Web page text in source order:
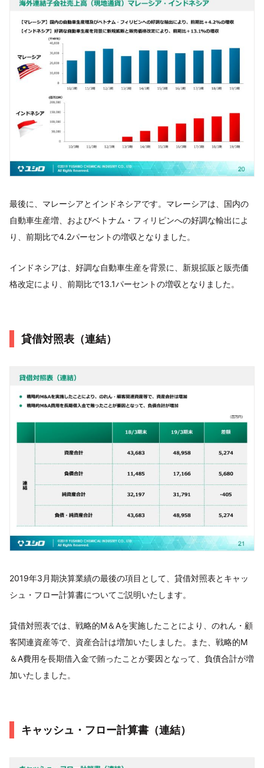
最後に、マレーシアとインドネシアです。マレーシアは、国内の
自動車生産増、およびベトナム・フィリピンへの好調な輸出によ
り、前期比で4.2パーセントの増収となりました。
インドネシアは、好調な自動車生産を背景に、新規拡販と販売価
格改定により、前期比で13.1パーセントの増収となりました。
貸借対照表（連結）
2019年3月期決算業績の最後の項目として、貸借対照表とキャッ
シュ・フロー計算書についてご説明いたします。
貸借対照表では、戦略的M＆Aを実施したことにより、のれん・顧
客関連資産等で、資産合計は増加いたしました。また、戦略的M
＆A費用を長期借入金で賄ったことが要因となって、負債合計が増
加いたしました。
キャッシュ・フロー計算書（連結）